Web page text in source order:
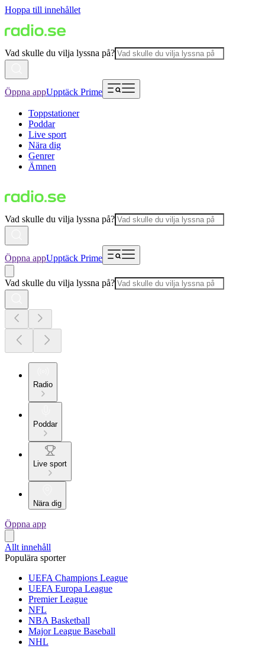
Hoppa till innehållet
Vad skulle du vilja lyssna på?
Öppna appUpptäck Prime
Toppstationer
Poddar
Live sport
Nära dig
Genrer
Ämnen
Vad skulle du vilja lyssna på?
Öppna appUpptäck Prime
Vad skulle du vilja lyssna på?
Radio
Poddar
Live sport
Nära dig
Öppna app
Allt innehåll
Populära sporter
UEFA Champions League
UEFA Europa League
Premier League
NFL
NBA Basketball
Major League Baseball
NHL